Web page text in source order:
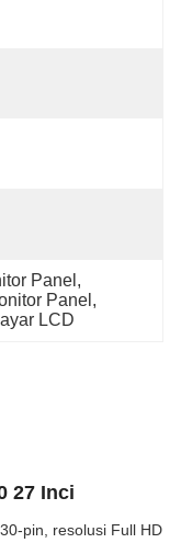
Panel ,
Panel ,
LCD
27 Inci
pin, resolusi Full HD